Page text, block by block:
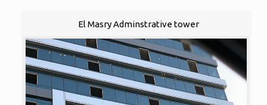
El Masry Adminstrative tower